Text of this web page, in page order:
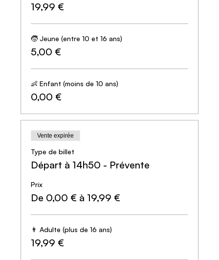
19,99 €
🧒 Jeune (entre 10 et 16 ans)
5,00 €
👶 Enfant (moins de 10 ans)
0,00 €
Vente expirée
Type de billet
Départ à 14h50 - Prévente
Prix
De 0,00 € à 19,99 €
👨 Adulte (plus de 16 ans)
19,99 €